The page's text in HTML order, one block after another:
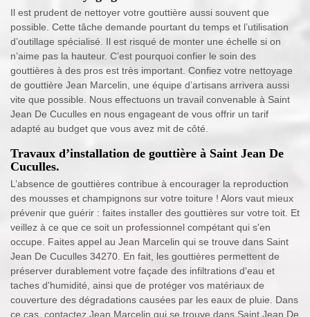
Il est prudent de nettoyer votre gouttière aussi souvent que
possible. Cette tâche demande pourtant du temps et l’utilisation
d’outillage spécialisé. Il est risqué de monter une échelle si on
n’aime pas la hauteur. C’est pourquoi confier le soin des
gouttières à des pros est très important. Confiez votre nettoyage
de gouttière Jean Marcelin, une équipe d’artisans arrivera aussi
vite que possible. Nous effectuons un travail convenable à Saint
Jean De Cuculles en nous engageant de vous offrir un tarif
adapté au budget que vous avez mit de côté.
Travaux d’installation de gouttière à Saint Jean De
Cuculles.
L’absence de gouttières contribue à encourager la reproduction
des mousses et champignons sur votre toiture ! Alors vaut mieux
prévenir que guérir : faites installer des gouttières sur votre toit. Et
veillez à ce que ce soit un professionnel compétant qui s'en
occupe. Faites appel au Jean Marcelin qui se trouve dans Saint
Jean De Cuculles 34270. En fait, les gouttières permettent de
préserver durablement votre façade des infiltrations d'eau et
taches d'humidité, ainsi que de protéger vos matériaux de
couverture des dégradations causées par les eaux de pluie. Dans
ce cas, contactez Jean Marcelin qui se trouve dans Saint Jean De